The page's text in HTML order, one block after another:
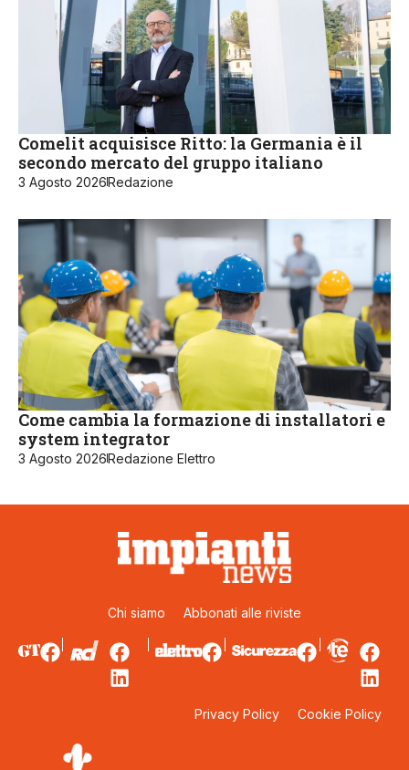
Comelit acquisisce Ritto: la Germania è il
secondo mercato del gruppo italiano
3 Agosto 2026Redazione
Come cambia la formazione di installatori e
system integrator
3 Agosto 2026Redazione Elettro
Chi siamo Abbonati alle riviste
Privacy Policy Cookie Policy